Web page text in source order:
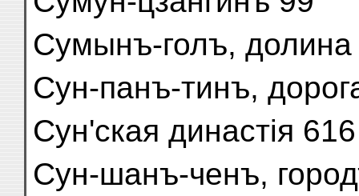
Сумынъ-голъ, долина
Сун-панъ-тинъ,
Сун'ская династія 616
Сун-шанъ-ченъ,